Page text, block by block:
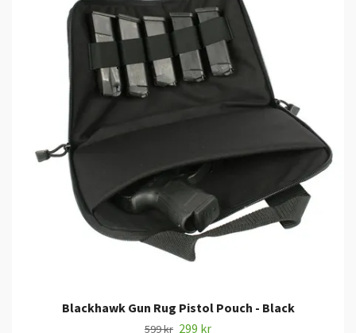
Blackhawk Gun Rug Pistol Pouch - Black
599 kr 299 kr